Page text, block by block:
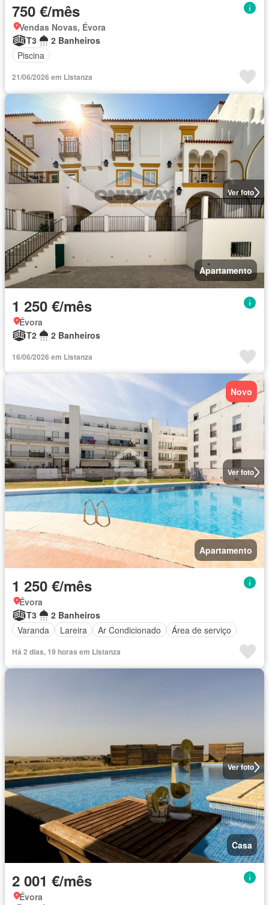
750 €/mês
Vendas Novas, Évora
T3
2 Banheiros
Piscina
21/06/2026 em Listanza
Ver foto
Apartamento
1 250 €/mês
Évora
T2
2 Banheiros
16/06/2026 em Listanza
Ver foto
Novo
Apartamento
1 250 €/mês
Évora
T3
2 Banheiros
Varanda
Lareira Ar Condicionado Área de serviço
Há 2 dias, 19 horas em Listanza
Ver foto
Casa
2 001 €/mês
Évora